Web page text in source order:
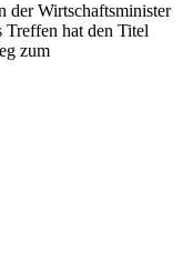
der Wirtschaftsminister
Treffen hat den Titel
zum